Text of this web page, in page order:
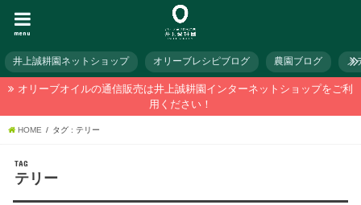
menu
井上誠耕園ネットショップ オリーブレシピブログ 農園ブログ メ
オリーブオイルの通信販売は井上誠耕園インターネットショップをご利
用ください！
HOME タグ : テリー
TAG
テリー